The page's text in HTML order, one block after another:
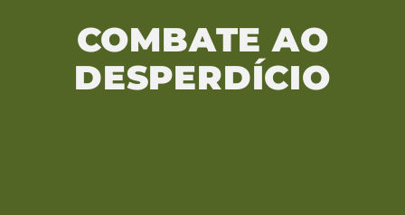
COMBATE AO
DESPERDÍCIO